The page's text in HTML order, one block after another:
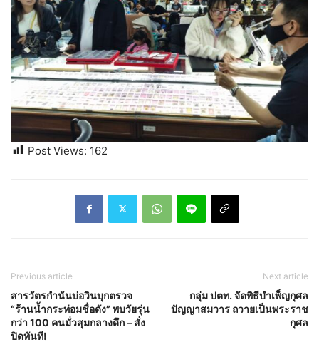
Post Views: 162
Previous article
สารวัตรกำนันบ่อวินบุกตรวจ
“ร้านน้ำกระท่อมชื่อดัง” พบวัยรุ่น
กว่า 100 คนมั่วสุมกลางดึก – สั่ง
ปิดทันที!
Next article
กลุ่ม ปตท. จัดพิธีบำเพ็ญกุศล
ปัญญาสมวาร ถวายเป็นพระราช
กุศล